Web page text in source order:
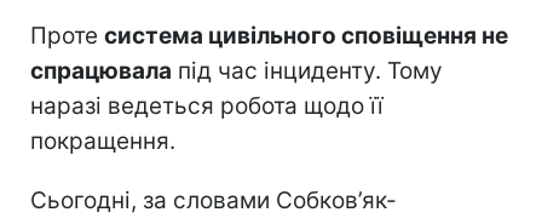
Проте система цивільного сповіщення не
спрацювала під час інциденту. Тому
наразі ведеться робота щодо її
покращення.
Сьогодні, за словами Собков’як-